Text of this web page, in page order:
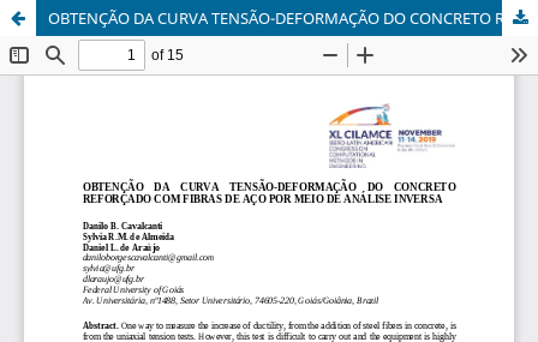
OBTENÇÃO DA CURVA TENSÃO-DEFORMAÇÃO DO CONCRETO REFORÇADO COM FIBRAS DE AÇO POR MEIO DE ANÁLISE INVERSA